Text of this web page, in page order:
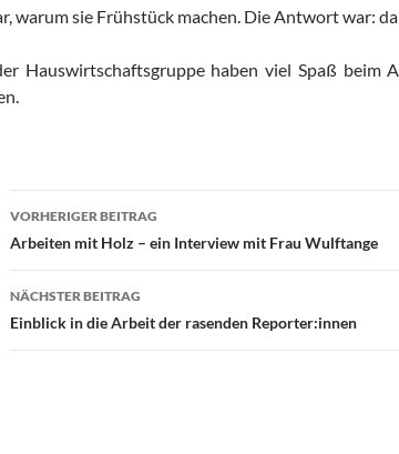
warum sie Frühstück machen. Die Antwort war:
Hauswirtschaftsgruppe haben viel Spaß beim
Beitragsnavigation
VORHERIGER BEITRAG
Arbeiten mit Holz – ein Interview mit Frau Wulftange
NÄCHSTER BEITRAG
Einblick in die Arbeit der rasenden Reporter:innen